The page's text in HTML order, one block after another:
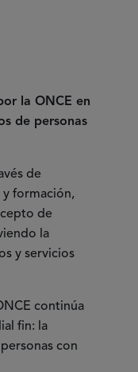
la ONCE en
de personas
de
y formación,
de
la
y servicios
continúa
fin: la
con